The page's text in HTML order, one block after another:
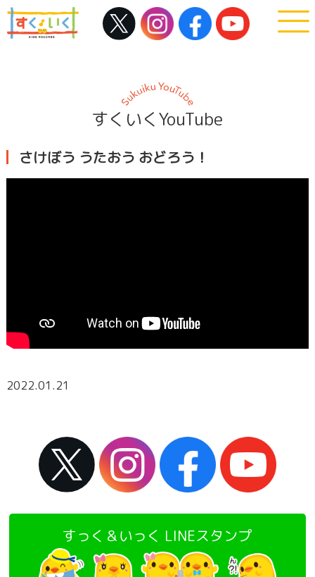
すくいくYouTube
さけぼう うたおう おどろう！
2022.01.21
すっく＆いっく LINEスタンプ